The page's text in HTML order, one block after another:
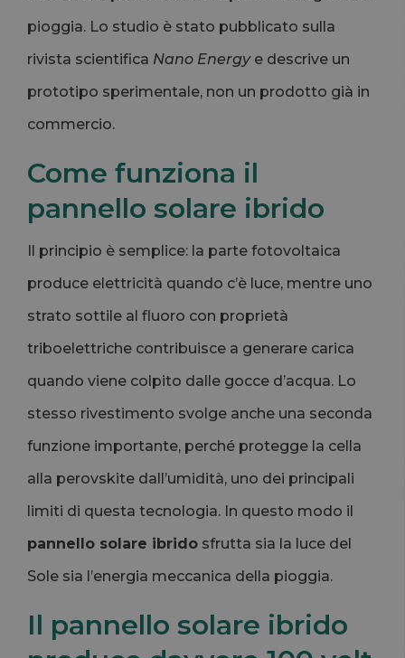
pioggia. Lo studio è stato pubblicato sulla
rivista scientifica Nano Energye descrive un
prototipo sperimentale, non un prodotto già in
commercio.
Come funziona il
pannello solare ibrido
Il principio è semplice: la parte fotovoltaica
produce elettricità quando c’è luce, mentre uno
strato sottile al fluoro con proprietà
triboelettriche contribuisce a generare carica
quando viene colpito dalle gocce d’acqua. Lo
stesso rivestimento svolge anche una seconda
funzione importante, perché protegge la cella
alla perovskite dall’umidità, uno dei principali
limiti di questa tecnologia. In questo modo il
pannello solare ibrido sfrutta sia la luce del
Sole sia l’energia meccanica della pioggia.
Il pannello solare ibrido